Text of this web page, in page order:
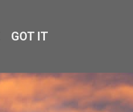
GOT IT